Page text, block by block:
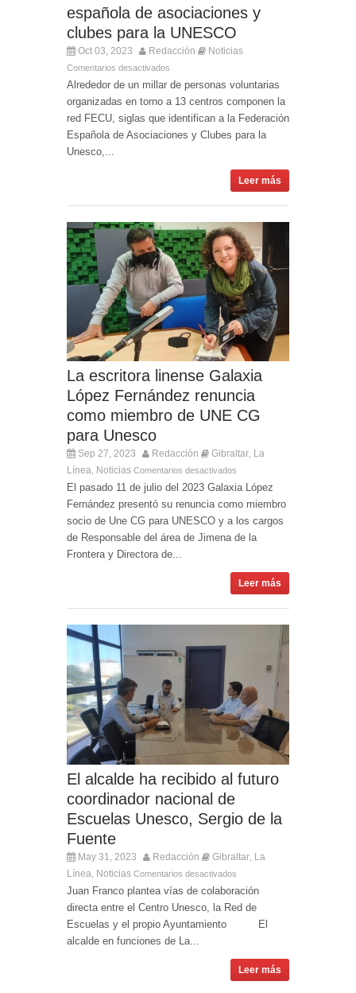
española de asociaciones y
clubes para la UNESCO
Oct 03, 2023 Redacción Noticias
Comentarios desactivados
Alrededor de un millar de personas voluntarias
organizadas en torno a 13 centros componen la
red FECU, siglas que identifican a la Federación
Española de Asociaciones y Clubes para la
Unesco,...
Leer más
La escritora linense Galaxia
López Fernández renuncia
como miembro de UNE CG
para Unesco
Sep 27, 2023 Redacción Gibraltar, La
Línea, Noticias Comentarios desactivados
El pasado 11 de julio del 2023 Galaxia López
Fernández presentó su renuncia como miembro
socio de Une CG para UNESCO y a los cargos
de Responsable del área de Jimena de la
Frontera y Directora de...
Leer más
El alcalde ha recibido al futuro
coordinador nacional de
Escuelas Unesco, Sergio de la
Fuente
May 31, 2023 Redacción Gibraltar La
Línea Noticias Comentarios desactivados
Juan Franco plantea vías de colaboración
directa entre el Centro Unesco, la Red de
Escuelas y el propio Ayuntamiento El
alcalde en funciones de La...
Leer más